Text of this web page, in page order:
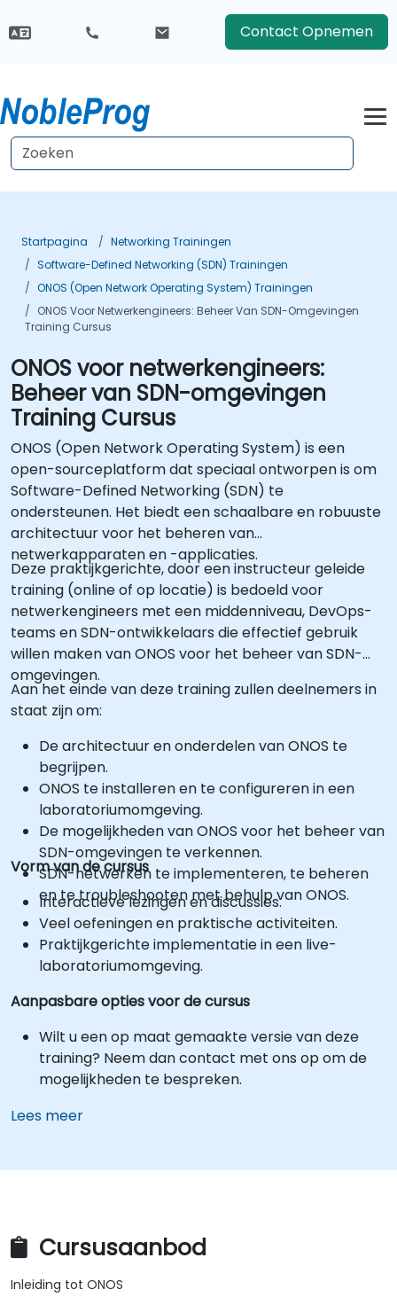
Contact Opnemen
Startpagina
Networking Trainingen
Software-Defined Networking (SDN) Trainingen
ONOS (Open Network Operating System) Trainingen
ONOS Voor Netwerkengineers: Beheer Van SDN-Omgevingen
Training Cursus
ONOS voor netwerkengineers:
Beheer van SDN-omgevingen
Training Cursus
ONOS (Open Network Operating System) is een
open-sourceplatform dat speciaal ontworpen is om
Software-Defined Networking (SDN) te
ondersteunen. Het biedt een schaalbare en robuuste
architectuur voor het beheren van
netwerkapparaten en -applicaties.
Deze praktijkgerichte, door een instructeur geleide
training (online of op locatie) is bedoeld voor
netwerkengineers met een middenniveau, DevOps-
teams en SDN-ontwikkelaars die effectief gebruik
willen maken van ONOS voor het beheer van SDN-
omgevingen.
Aan het einde van deze training zullen deelnemers in
staat zijn om:
De architectuur en onderdelen van ONOS te
begrijpen.
ONOS te installeren en te configureren in een
laboratoriumomgeving.
De mogelijkheden van ONOS voor het beheer van
SDN-omgevingen te verkennen.
SDN-netwerken te implementeren, te beheren
en te troubleshooten met behulp van ONOS.
Vorm van de cursus
Interactieve lezingen en discussies.
Veel oefeningen en praktische activiteiten.
Praktijkgerichte implementatie in een live-
laboratoriumomgeving.
Aanpasbare opties voor de cursus
Wilt u een op maat gemaakte versie van deze
training? Neem dan contact met ons op om de
mogelijkheden te bespreken.
Lees meer
Cursusaanbod
Inleiding tot ONOS